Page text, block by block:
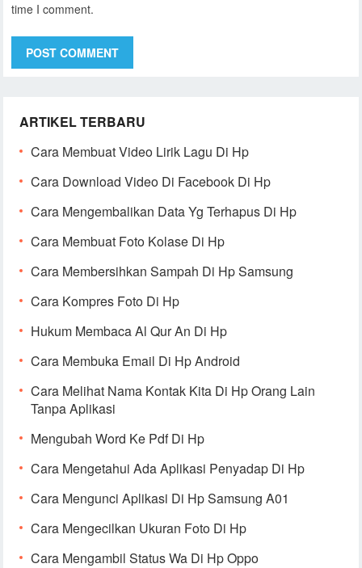
time I comment.
ARTIKEL TERBARU
Cara Membuat Video Lirik Lagu Di Hp
Cara Download Video Di Facebook Di Hp
Cara Mengembalikan Data Yg Terhapus Di Hp
Cara Membuat Foto Kolase Di Hp
Cara Membersihkan Sampah Di Hp Samsung
Cara Kompres Foto Di Hp
Hukum Membaca Al Qur An Di Hp
Cara Membuka Email Di Hp Android
Cara Melihat Nama Kontak Kita Di Hp Orang Lain
Tanpa Aplikasi
Mengubah Word Ke Pdf Di Hp
Cara Mengetahui Ada Aplikasi Penyadap Di Hp
Cara Mengunci Aplikasi Di Hp Samsung A01
Cara Mengecilkan Ukuran Foto Di Hp
Cara Mengambil Status Wa Di Hp Oppo